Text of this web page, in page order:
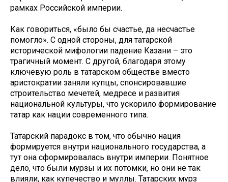
рамках Российской империи.
Как говориться, «было бы счастье, да несчастье
помогло». С одной стороны, для татарской
исторической мифологии падение Казани – это
трагичный момент. С другой, благодаря этому
ключевую роль в татарском обществе вместо
аристократии заняли купцы, спонсировавшие
строительство мечетей, медресе и развития
национальной культуры, что ускорило формирование
татар как нации современного типа.
Татарский парадокс в том, что обычно нация
формируется внутри национального государства, а
тут она сформировалась внутри империи. Понятное
дело, что были мурзы и их потомки, но они не так
влияли, как купечество и муллы. Татарских мурз